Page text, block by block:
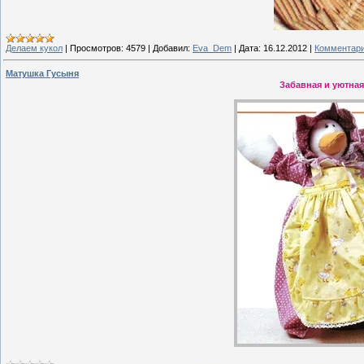
Делаем кукол | Просмотров: 4579 | Добавил: Eva_Dem | Дата: 16.12.2012 |
Матушка Гусыня
Забавная и